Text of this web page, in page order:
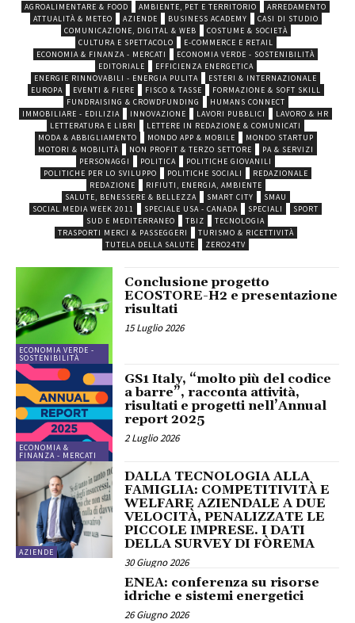
AGROALIMENTARE & FOOD AMBIENTE, PET E TERRITORIO
ARREDAMENTO
ATTUALITÀ & METEO
AZIENDE BUSINESS ACADEMY
CASI DI STUDIO
COMUNICAZIONE, DIGITAL & WEB
COSTUME & SOCIETÀ
CULTURA E SPETTACOLO
E-COMMERCE E RETAIL
ECONOMIA & FINANZA - MERCATI
ECONOMIA VERDE - SOSTENIBILITÀ
EDITORIALE
EFFICIENZA ENERGETICA
ENERGIE RINNOVABILI - ENERGIA PULITA
ESTERI & INTERNAZIONALE
EUROPA
EVENTI & FIERE FISCO & TASSE
FORMAZIONE & SOFT SKILL
FUNDRAISING & CROWDFUNDING
HUMANS CONNECT
IMMOBILIARE - EDILIZIA
INNOVAZIONE LAVORI PUBBLICI
LAVORO & HR
LETTERATURA E LIBRI
LETTERE IN REDAZIONE & COMUNICATI
MODA & ABBIGLIAMENTO
MONDO APP & MOBILE
MONDO STARTUP
MOTORI & MOBILITÀ
NON PROFIT & TERZO SETTORE
PA & SERVIZI
PERSONAGGI
POLITICA
POLITICHE GIOVANILI
POLITICHE PER LO SVILUPPO
POLITICHE SOCIALI
REDAZIONALE
REDAZIONE
RIFIUTI, ENERGIA, AMBIENTE
SALUTE, BENESSERE & BELLEZZA
SMART CITY
SMAU
SOCIAL MEDIA WEEK 2011
SPECIALE USA - CANADA SPECIALI
SPORT
SUD E MEDITERRANEO
TBIZ
TECNOLOGIA
TRASPORTI MERCI & PASSEGGERI
TURISMO & RICETTIVITÀ
TUTELA DELLA SALUTE
ZERO24TV
ECONOMIA VERDE -
SOSTENIBILITÀ
Conclusione progetto
ECOSTORE-H2 e presentazione
risultati
15 Luglio 2026
ECONOMIA &
FINANZA - MERCATI
GS1 Italy, “molto più del codice
a barre”, racconta attività,
risultati e progetti nell’Annual
report 2025
2 Luglio 2026
AZIENDE
DALLA TECNOLOGIA ALLA
FAMIGLIA: COMPETITIVITÀ E
WELFARE AZIENDALE A DUE
VELOCITÀ, PENALIZZATE LE
PICCOLE IMPRESE. I DATI
DELLA SURVEY DI FÒREMA
30 Giugno 2026
ENEA: conferenza su risorse
idriche e sistemi energetici
26 Giugno 2026